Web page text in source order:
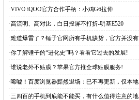
·VIVO iQOO官方合作手柄：小鸡G6拉伸
·高流明、高对比，白日投屏不打折-明基E520
·难道爆雷了？锤子官网所有手机缺货，官方并没有
·你了解锤子的“进化史”吗？看看它过去的发展!
·谁说老外不贴膜？苹果官方推全球贴膜服务!
·唏嘘！百度浏览器黯然退场：已不再更新，仅本地
·三四百的手机到底能不能买，有什么值得注意的地